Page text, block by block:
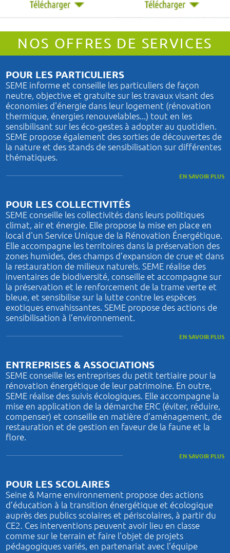
NOS OFFRES DE SERVICES
POUR LES PARTICULIERS
SEME informe et conseille les particuliers de façon
neutre, objective et gratuite sur les travaux visant des
économies d'énergie dans leur logement (rénovation
thermique, énergies renouvelables...) tout en les
sensibilisant sur les éco-gestes à adopter au quotidien.
SEME propose également des sorties de découvertes de
la nature et des stands de sensibilisation sur différentes
thématiques.
EN SAVOIR PLUS
POUR LES COLLECTIVITÉS
SEME conseille les collectivités dans leurs politiques
climat, air et énergie. Elle propose la mise en place en
local d'un Service Unique de la Rénovation Énergétique.
Elle accompagne les territoires dans la préservation des
zones humides, des champs d’expansion de crue et dans
la restauration de milieux naturels. SEME réalise des
inventaires de biodiversité, conseille et accompagne sur
la préservation et le renforcement de la trame verte et
bleue, et sensibilise sur la lutte contre les espèces
exotiques envahissantes. SEME propose des actions de
sensibilisation à l’environnement.
EN SAVOIR PLUS
ENTREPRISES & ASSOCIATIONS
SEME conseille les entreprises du petit tertiaire pour la
rénovation énergétique de leur patrimoine. En outre,
SEME réalise des suivis écologiques. Elle accompagne la
mise en application de la démarche ERC (éviter, réduire,
compenser) et conseille en matière d’aménagement, de
restauration et de gestion en faveur de la faune et la
flore.
EN SAVOIR PLUS
POUR LES SCOLAIRES
Seine & Marne environnement propose des actions
d’éducation à la transition énergétique et écologique
auprès des publics scolaires et périscolaires, à partir du
CE2. Ces interventions peuvent avoir lieu en classe
comme sur le terrain et faire l'objet de projets
pédagogiques variés, en partenariat avec l'équipe